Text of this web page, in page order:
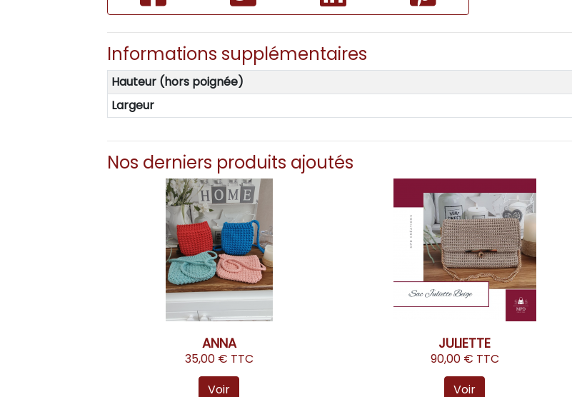
Informations supplémentaires
Hauteur (hors poignée)
Largeur
Nos derniers produits ajoutés
ANNA
35,00 € TTC
Voir
JULIETTE
90,00 € TTC
Voir